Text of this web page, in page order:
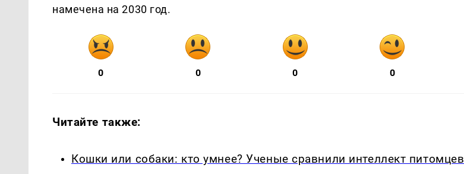
намечена на 2030 год.
0 0 0 0
Читайте также:
Кошки или собаки: кто умнее? Ученые сравнили интеллект питомцев